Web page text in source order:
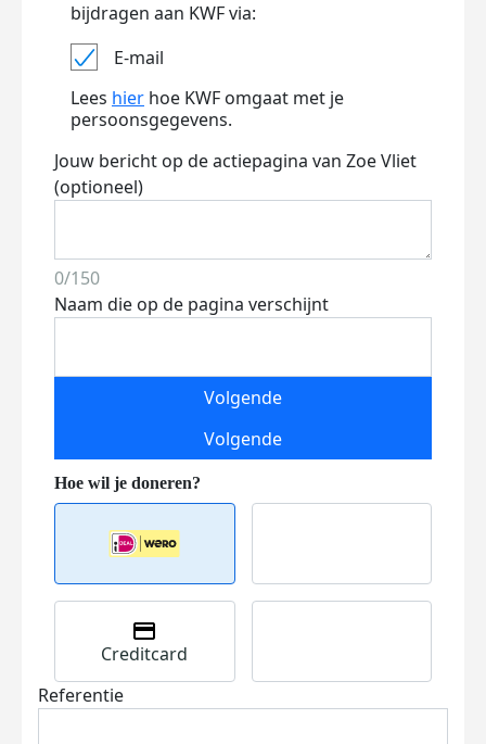
bijdragen aan KWF via:
E-mail
Lees hier hoe KWF omgaat met je
persoonsgegevens.
Jouw bericht op de actiepagina van Zoe Vliet
(optioneel)
0/150
Naam die op de pagina verschijnt
Volgende
Volgende
Creditcard
Referentie